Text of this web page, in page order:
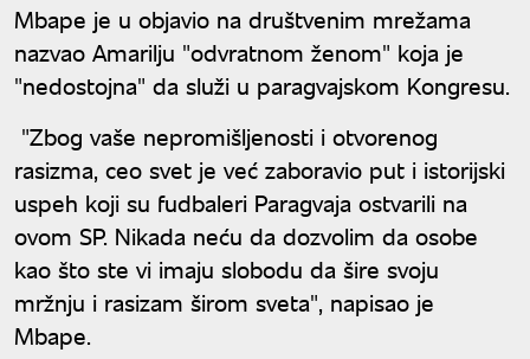
Mbape je u objavio na društvenim mrežama
nazvao Amarilju "odvratnom ženom" koja je
"nedostojna" da služi u paragvajskom Kongresu.
"Zbog vaše nepromišljenosti i otvorenog
rasizma, ceo svet je već zaboravio put i istorijski
uspeh koji su fudbaleri Paragvaja ostvarili na
ovom SP. Nikada neću da dozvolim da osobe
kao što ste vi imaju slobodu da šire svoju
mržnju i rasizam širom sveta", napisao je
Mbape.